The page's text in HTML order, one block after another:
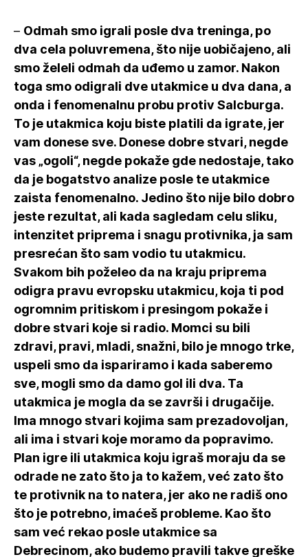
– Odmah smo igrali posle dva treninga, po
dva cela poluvremena, što nije uobičajeno, ali
smo želeli odmah da uđemo u zamor. Nakon
toga smo odigrali dve utakmice u dva dana, a
onda i fenomenalnu probu protiv Salcburga.
To je utakmica koju biste platili da igrate, jer
vam donese sve. Donese dobre stvari, negde
vas „ogoli“, negde pokaže gde nedostaje, tako
da je bogatstvo analize posle te utakmice
zaista fenomenalno. Jedino što nije bilo dobro
jeste rezultat, ali kada sagledam celu sliku,
intenzitet priprema i snagu protivnika, ja sam
presrećan što sam vodio tu utakmicu.
Svakom bih poželeo da na kraju priprema
odigra pravu evropsku utakmicu, koja ti pod
ogromnim pritiskom i presingom pokaže i
dobre stvari koje si radio. Momci su bili
zdravi, pravi, mladi, snažni, bilo je mnogo trke,
uspeli smo da ispariramo i kada saberemo
sve, mogli smo da damo gol ili dva. Ta
utakmica je mogla da se završi i drugačije.
Ima mnogo stvari kojima sam prezadovoljan,
ali ima i stvari koje moramo da popravimo.
Plan igre ili utakmica koju igraš moraju da se
odrade ne zato što ja to kažem, već zato što
te protivnik na to natera, jer ako ne radiš ono
što je potrebno, imaćeš probleme. Kao što
sam već rekao posle utakmice sa
Debrecinom, ako budemo pravili takve greške